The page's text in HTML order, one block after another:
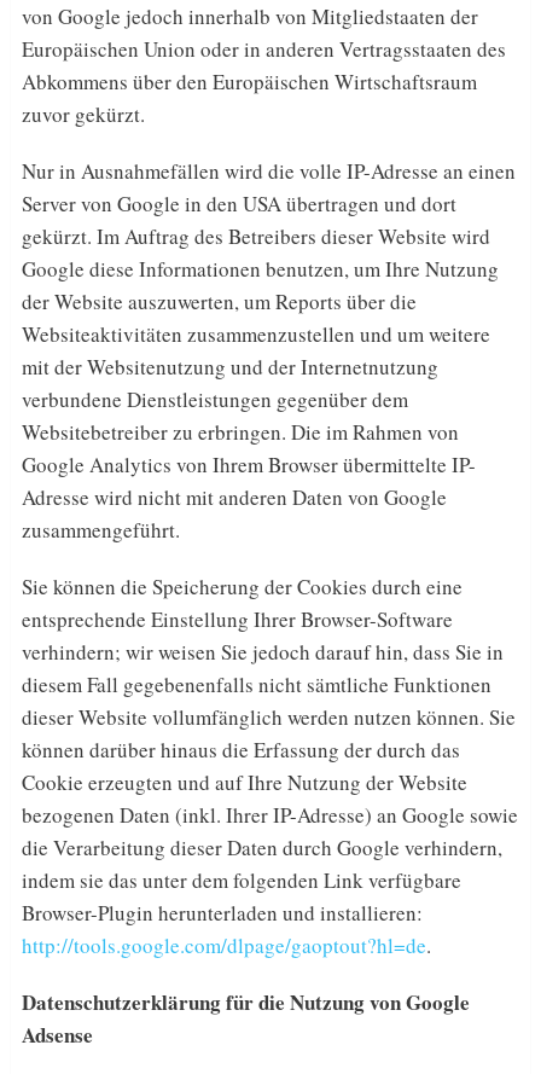
von Google jedoch innerhalb von Mitgliedstaaten der
Europäischen Union oder in anderen Vertragsstaaten des
Abkommens über den Europäischen Wirtschaftsraum
zuvor gekürzt.
Nur in Ausnahmefällen wird die volle IP-Adresse an einen
Server von Google in den USA übertragen und dort
gekürzt. Im Auftrag des Betreibers dieser Website wird
Google diese Informationen benutzen, um Ihre Nutzung
der Website auszuwerten, um Reports über die
Websiteaktivitäten zusammenzustellen und um weitere
mit der Websitenutzung und der Internetnutzung
verbundene Dienstleistungen gegenüber dem
Websitebetreiber zu erbringen. Die im Rahmen von
Google Analytics von Ihrem Browser übermittelte IP-
Adresse wird nicht mit anderen Daten von Google
zusammengeführt.
Sie können die Speicherung der Cookies durch eine
entsprechende Einstellung Ihrer Browser-Software
verhindern; wir weisen Sie jedoch darauf hin, dass Sie in
diesem Fall gegebenenfalls nicht sämtliche Funktionen
dieser Website vollumfänglich werden nutzen können. Sie
können darüber hinaus die Erfassung der durch das
Cookie erzeugten und auf Ihre Nutzung der Website
bezogenen Daten (inkl. Ihrer IP-Adresse) an Google sowie
die Verarbeitung dieser Daten durch Google verhindern,
indem sie das unter dem folgenden Link verfügbare
Browser-Plugin herunterladen und installieren:
http://tools.google.com/dlpage/gaoptout?hl=de.
Datenschutzerklärung für die Nutzung von Google
Adsense